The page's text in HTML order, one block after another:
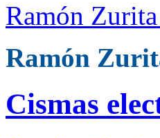
Ramón
Ramón
Cismas